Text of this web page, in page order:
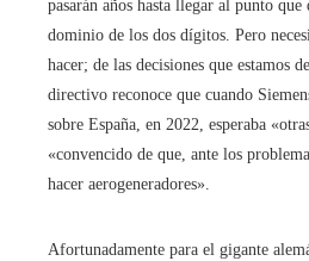
pasarán años hasta llegar al punto que
dominio de los dos dígitos. Pero
hacer; de las decisiones que estamos
directivo reconoce que cuando
sobre España, en 2022, esperaba
«convencido de que, ante los
hacer aerogeneradores».
Afortunadamente para el gigante